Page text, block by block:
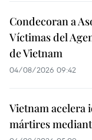
Condecoran a
Víctimas del
de Vietnam
04/08/2026 09:42
Vietnam acelera
mártires